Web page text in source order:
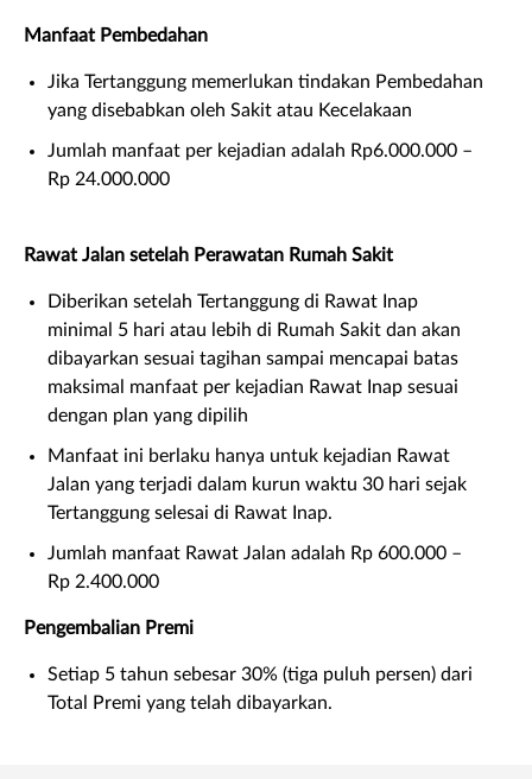
Manfaat Pembedahan
Jika Tertanggung memerlukan tindakan Pembedahan
yang disebabkan oleh Sakit atau Kecelakaan
Jumlah manfaat per kejadian adalah Rp6.000.000 –
Rp 24.000.000
Rawat Jalan setelah Perawatan Rumah Sakit
Diberikan setelah Tertanggung di Rawat Inap
minimal 5 hari atau lebih di Rumah Sakit dan akan
dibayarkan sesuai tagihan sampai mencapai batas
maksimal manfaat per kejadian Rawat Inap sesuai
dengan plan yang dipilih
Manfaat ini berlaku hanya untuk kejadian Rawat
Jalan yang terjadi dalam kurun waktu 30 hari sejak
Tertanggung selesai di Rawat Inap.
Jumlah manfaat Rawat Jalan adalah Rp 600.000 –
Rp 2.400.000
Pengembalian Premi
Setiap 5 tahun sebesar 30% (tiga puluh persen) dari
Total Premi yang telah dibayarkan.